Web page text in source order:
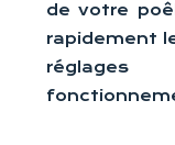
de votre
rapidement